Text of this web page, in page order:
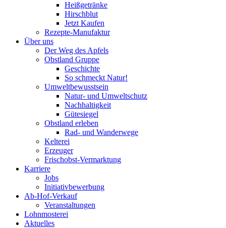
Heißgetränke
Hirschblut
Jetzt Kaufen
Rezepte-Manufaktur
Über uns
Der Weg des Apfels
Obstland Gruppe
Geschichte
So schmeckt Natur!
Umweltbewusstsein
Natur- und Umweltschutz
Nachhaltigkeit
Gütesiegel
Obstland erleben
Rad- und Wanderwege
Kelterei
Erzeuger
Frischobst-Vermarktung
Karriere
Jobs
Initiativbewerbung
Ab-Hof-Verkauf
Veranstaltungen
Lohnmosterei
Aktuelles